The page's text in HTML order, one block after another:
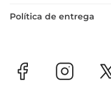
Política de entrega